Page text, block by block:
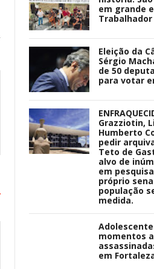
em grande
Trabalhador
Eleição da
Sérgio
de 50
para votar
Grazziotin,
Humberto
pedir
Teto de
alvo de
em
próprio
população
medida.
momentos
em